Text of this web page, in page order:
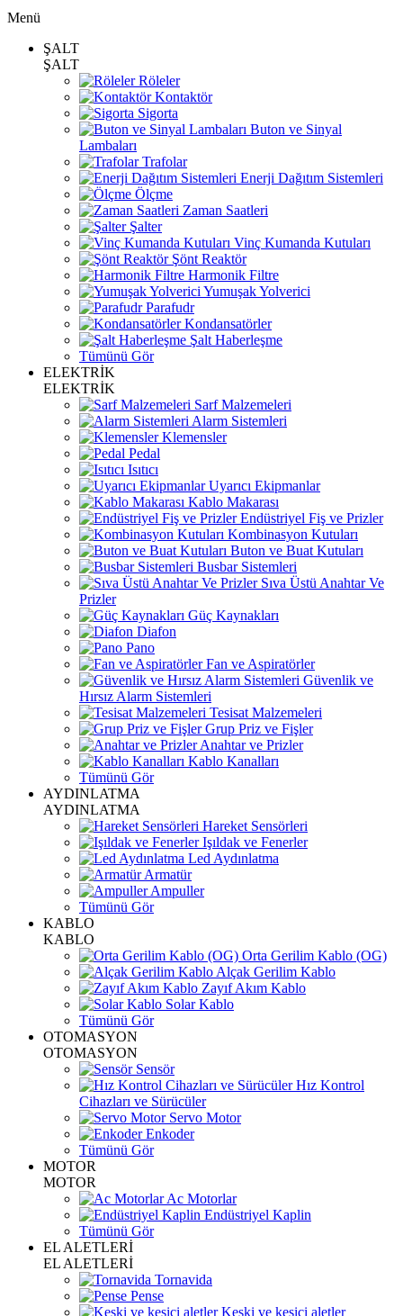
Menü
ŞALT
ŞALT
Röleler
Kontaktör
Sigorta
Buton ve Sinyal
Lambaları
Trafolar
Enerji Dağıtım Sistemleri
Ölçme
Zaman Saatleri
Şalter
Vinç Kumanda Kutuları
Şönt Reaktör
Harmonik Filtre
Yumuşak Yolverici
Parafudr
Kondansatörler
Şalt Haberleşme
Tümünü Gör
ELEKTRİK
ELEKTRİK
Sarf Malzemeleri
Alarm Sistemleri
Klemensler
Pedal
Isıtıcı
Uyarıcı Ekipmanlar
Kablo Makarası
Endüstriyel Fiş ve Prizler
Kombinasyon Kutuları
Buton ve Buat Kutuları
Busbar Sistemleri
Sıva Üstü Anahtar Ve
Prizler
Güç Kaynakları
Diafon
Pano
Fan ve Aspiratörler
Güvenlik ve
Hırsız Alarm Sistemleri
Tesisat Malzemeleri
Grup Priz ve Fişler
Anahtar ve Prizler
Kablo Kanalları
Tümünü Gör
AYDINLATMA
AYDINLATMA
Hareket Sensörleri
Işıldak ve Fenerler
Led Aydınlatma
Armatür
Ampuller
Tümünü Gör
KABLO
KABLO
Orta Gerilim Kablo (OG)
Alçak Gerilim Kablo
Zayıf Akım Kablo
Solar Kablo
Tümünü Gör
OTOMASYON
OTOMASYON
Sensör
Hız Kontrol
Cihazları ve Sürücüler
Servo Motor
Enkoder
Tümünü Gör
MOTOR
MOTOR
Ac Motorlar
Endüstriyel Kaplin
Tümünü Gör
EL ALETLERİ
EL ALETLERİ
Tornavida
Pense
Keski ve kesici aletler